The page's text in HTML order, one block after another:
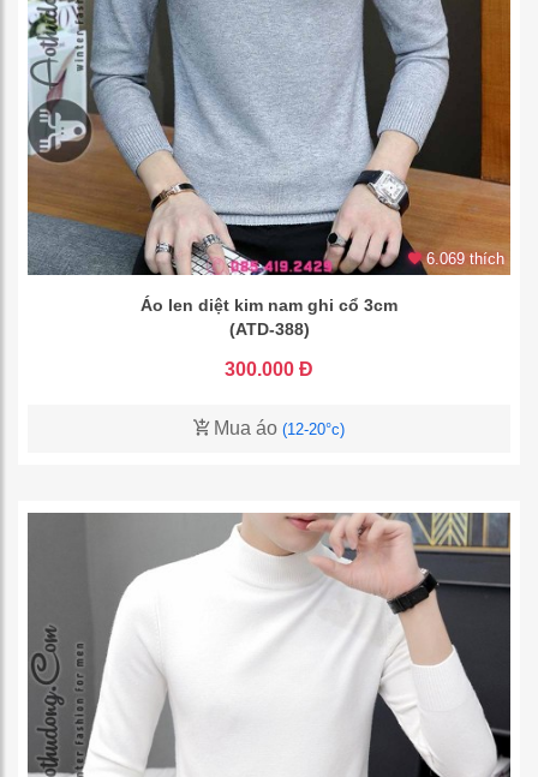
6.069 thích
Áo len diệt kim nam ghi cổ 3cm
(ATD-388)
300.000 Đ
Mua áo (12-20°c)